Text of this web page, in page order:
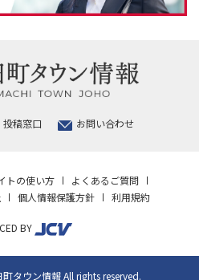
投稿窓口 お問い合わせ
トの使い方
よくあるご質問
個人情報保護方針 利用規約
BY
タウン情報 All rights reserved.